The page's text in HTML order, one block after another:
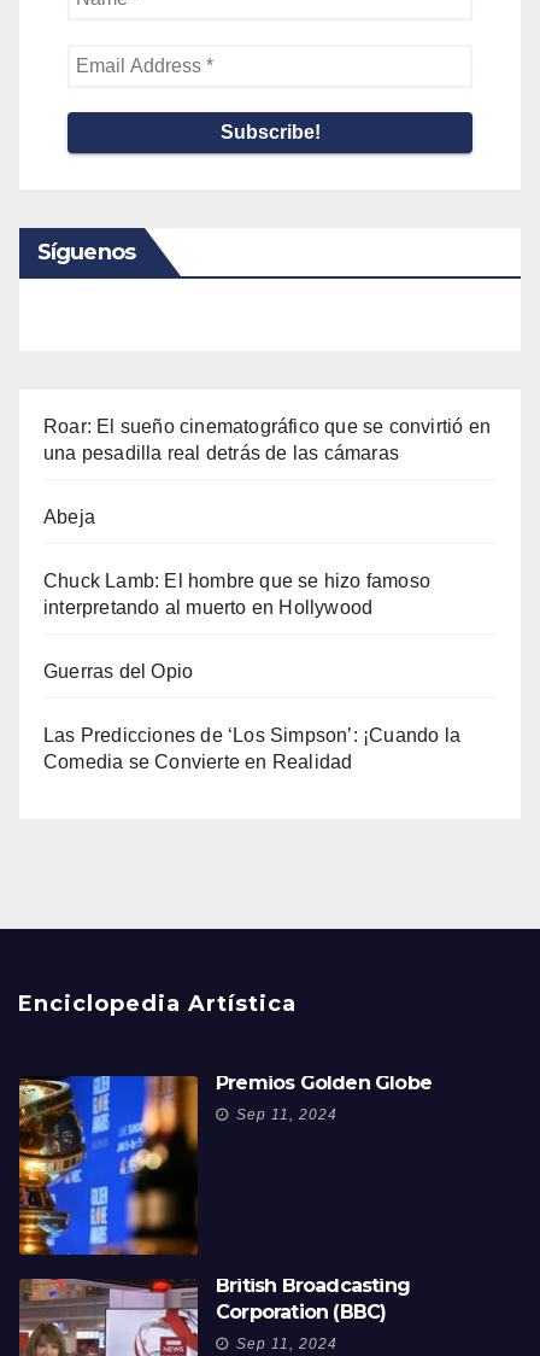
Email
*
Síguenos
Roar: El sueño cinematográfico que se convirtió en
una pesadilla real detrás de las cámaras
Abeja
Chuck Lamb: El hombre que se hizo famoso
interpretando al muerto en Hollywood
Guerras del Opio
Las Predicciones de ‘Los Simpson’: ¡Cuando la
Comedia se Convierte en Realidad
Enciclopedia Artística
Premios Golden Globe
Sep 11, 2024
British Broadcasting
Corporation (BBC)
Sep 11, 2024